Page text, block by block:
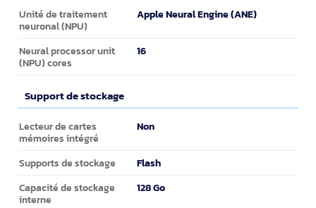
Unité de traitement neuronal (npu)
Unité de traitement
neuronal (NPU)
Apple Neural Engine (ANE)
Neural processor unit
(NPU) cores
16
Support de stockage
Support de stockage
Lecteur de cartes
mémoires intégré
Non
Supports de stockage Flash
Capacité de stockage
interne
128 Go